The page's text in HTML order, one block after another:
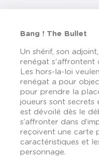
Bang ! The Bullet
Un shérif, son
renégat s'affrontent
Les hors-la-loi
renégat a pour
pour prendre la
joueurs sont secrets
est dévoilé dès le
s’affronter dans
reçoivent une carte
caractéristiques et
personnage.